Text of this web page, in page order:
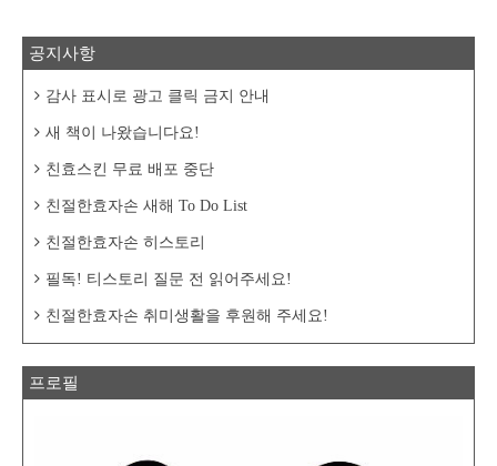
공지사항
감사 표시로 광고 클릭 금지 안내
새 책이 나왔습니다요!
친효스킨 무료 배포 중단
친절한효자손 새해 To Do List
친절한효자손 히스토리
필독! 티스토리 질문 전 읽어주세요!
친절한효자손 취미생활을 후원해 주세요!
프로필